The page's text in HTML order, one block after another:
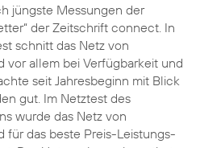
jüngste Messungen der
der Zeitschrift connect. In
schnitt das Netz von
vor allem bei Verfügbarkeit und
seit Jahresbeginn mit Blick
gut. Im Netztest des
wurde das Netz von
für das beste Preis-Leistungs-